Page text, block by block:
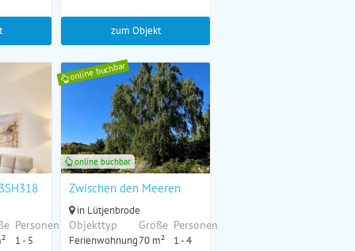
zum Objekt
Personen
1 - 5
online buchbar
Zwischen den Meeren
in Lütjenbrode
Objekttyp
Ferienwohnung
Größe
70 m²
Personen
1 - 4
online buchbar